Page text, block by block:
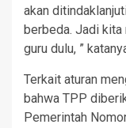
akan
berbeda. Jadi
guru dulu, ”
Terkait aturan
bahwa TPP
Pemerintah